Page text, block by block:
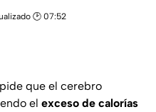
🕑 07:52
que el cerebro
el exceso de calorías